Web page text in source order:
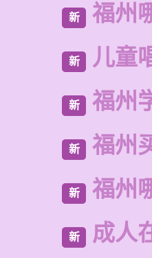
新 福州
新 儿童
新 福州
新 福州
新 福州
新 成人